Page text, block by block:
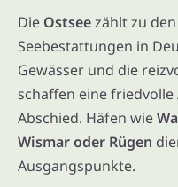
Die Ostseezählt zu
Seebestattungen in
Gewässer und die
schaffen eine
Abschied. Häfen wie
Wismar oder Rügen
Ausgangspunkte.